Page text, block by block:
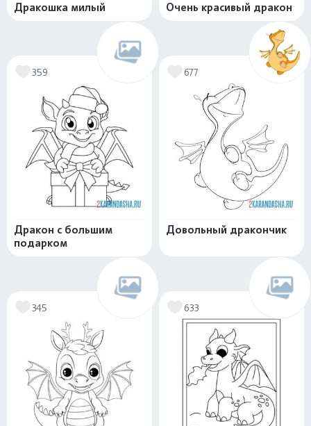
Дракошка милый Очень красивый дракон
359
Дракон с большим
подарком
677
Довольный дракончик
345 633